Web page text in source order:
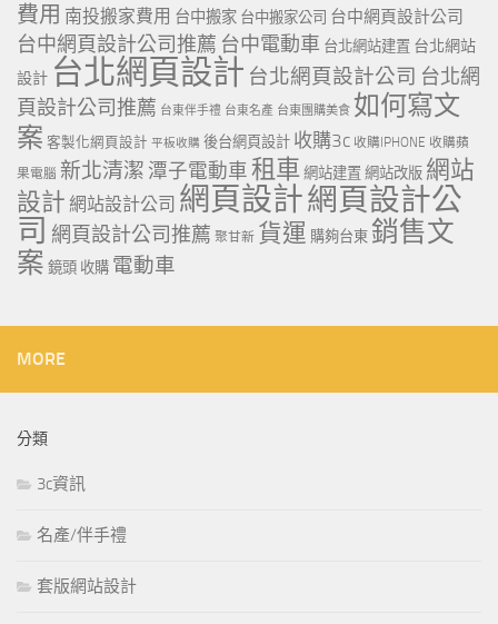
費用 南投搬家費用 台中搬家 台中搬家公司 台中網頁設計公司
台中網頁設計公司推薦 台中電動車 台北網站建置 台北網站
設計 台北網頁設計 台北網頁設計公司 台北網
頁設計公司推薦 台東伴手禮 台東名產 台東團購美食 如何寫文
案 客製化網頁設計 平板收購 後台網頁設計 收購3c 收購IPHONE 收購蘋
果電腦 新北清潔 潭子電動車租車 網站建置 網站改版 網站
設計 網站設計公司 網頁設計網頁設計公
司 網頁設計公司推薦 聚甘新 貨運 購夠台東 銷售文
案 鏡頭 收購 電動車
MORE
分類
3c資訊
名產/伴手禮
套版網站設計